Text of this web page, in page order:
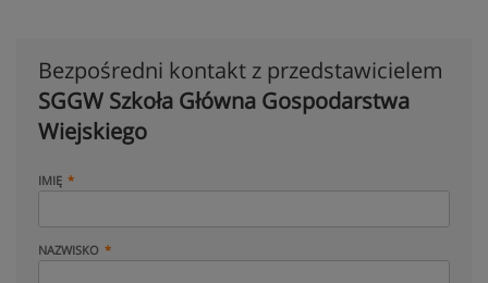
Bezpośredni kontakt z przedstawicielem
SGGW Szkoła Główna Gospodarstwa
Wiejskiego
IMIĘ
NAZWISKO